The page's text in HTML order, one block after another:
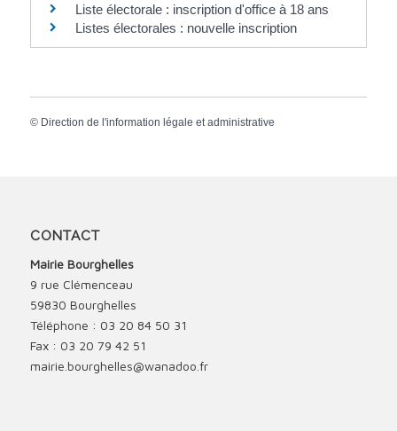
Liste électorale : inscription d'office à 18 ans
Listes électorales : nouvelle inscription
© Direction de l'information légale et administrative
CONTACT
Mairie Bourghelles
9 rue Clémenceau
59830 Bourghelles
Téléphone : 03 20 84 50 31
Fax : 03 20 79 42 51
mairie.bourghelles@wanadoo.fr